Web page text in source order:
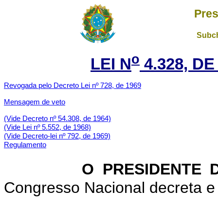
LEI No 4.328,
Revogada pelo Decreto Lei nº 728, de 1969
Mensagem de veto
(Vide Decreto nº 54.308, de 1964)
(Vide Lei nº 5.552, de 1968)
(Vide Decreto-lei nº 792, de 1969)
Regulamento
O PRESIDENTE
Congresso Nacional decreta